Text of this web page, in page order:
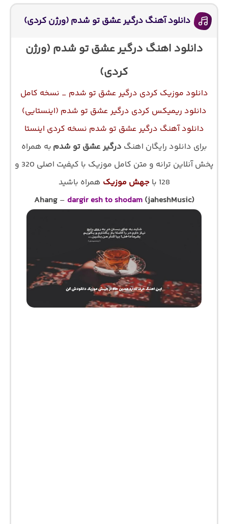
دانلود آهنگ درگیر عشق تو شدم (ورژن کردی)
دانلود اهنگ درگیر عشق تو شدم (ورژن
کردی)
دانلود موزیک کردی درگیر عشق تو شدم _ نسخه کامل
دانلود ریمیکس کردی درگیر عشق تو شدم (اینستایی)
دانلود آهنگ درگیر عشق تو شدم نسخه کردی اینستا
برای دانلود رایگان اهنگ درگیر عشق تو شدم به همراه
پخش آنلاین ترانه و متن کامل موزیک با کیفیت اصلی 320 و
128 با
جهش موزیک همراه باشید
Ahang – dargir esh to shodam(jaheshMusic)